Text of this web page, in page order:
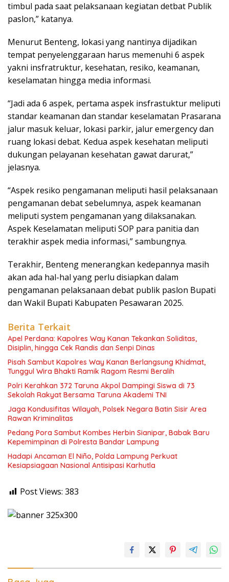
timbul pada saat pelaksanaan kegiatan detbat Publik
paslon,” katanya.
Menurut Benteng, lokasi yang nantinya dijadikan
tempat penyelenggaraan harus memenuhi 6 aspek
yakni insfratruktur, kesehatan, resiko, keamanan,
keselamatan hingga media informasi.
“Jadi ada 6 aspek, pertama aspek insfrastuktur meliputi
standar keamanan dan standar keselamatan Prasarana
jalur masuk keluar, lokasi parkir, jalur emergency dan
ruang lokasi debat. Kedua aspek kesehatan meliputi
dukungan pelayanan kesehatan gawat darurat,”
jelasnya.
“Aspek resiko pengamanan meliputi hasil pelaksanaan
pengamanan debat sebelumnya, aspek keamanan
meliputi system pengamanan yang dilaksanakan.
Aspek Keselamatan meliputi SOP para panitia dan
terakhir aspek media informasi,” sambungnya.
Terakhir, Benteng menerangkan kedepannya masih
akan ada hal-hal yang perlu disiapkan dalam
pengamanan pelaksanaan debat publik paslon Bupati
dan Wakil Bupati Kabupaten Pesawaran 2025.
Berita Terkait
Apel Perdana: Kapolres Way Kanan Tekankan Soliditas,
Disiplin, hingga Cek Randis dan Senpi Dinas
Pisah Sambut Kapolres Way Kanan Berlangsung Khidmat,
Tunggul Wira Bhakti Ramik Ragom Resmi Beralih
Polri Kerahkan 372 Taruna Akpol Dampingi Siswa di 73
Sekolah Rakyat Bersama Taruna Akademi TNI
Jaga Kondusifitas Wilayah, Polsek Negara Batin Sisir Area
Rawan Kriminalitas
Pedang Pora Sambut Kombes Herbin Sianipar, Babak Baru
Kepemimpinan di Polresta Bandar Lampung
Hadapi Ancaman El Niño, Polda Lampung Perkuat
Kesiapsiagaan Nasional Antisipasi Karhutla
Post Views: 383